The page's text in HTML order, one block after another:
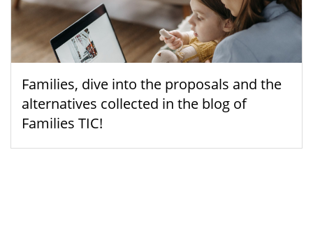
Families, dive into the proposals and the
alternatives collected in the blog of
Families TIC!